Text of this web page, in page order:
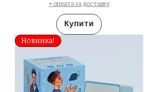
+ оплата за доставку
Купити
Новинка!